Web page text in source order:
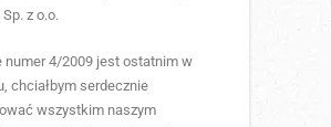
z o.o.
numer 4/2009 jest ostatnim w
chciałbym serdecznie
wszystkim naszym